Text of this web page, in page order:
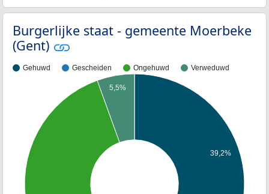
Burgerlijke staat - gemeente Moerbeke
(Gent)
Gehuwd Gescheiden Ongehuwd Verweduwd
39,2%
5,5%